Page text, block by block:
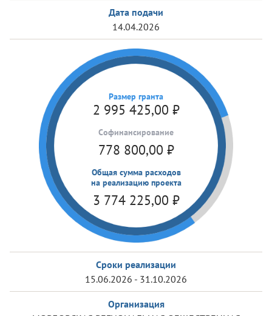
Дата подачи
14.04.2026
Размер гранта
2 995 425,00 ₽
Cофинансирование
778 800,00 ₽
Общая сумма расходов
на реализацию проекта
3 774 225,00 ₽
Сроки реализации
15.06.2026 - 31.10.2026
Организация